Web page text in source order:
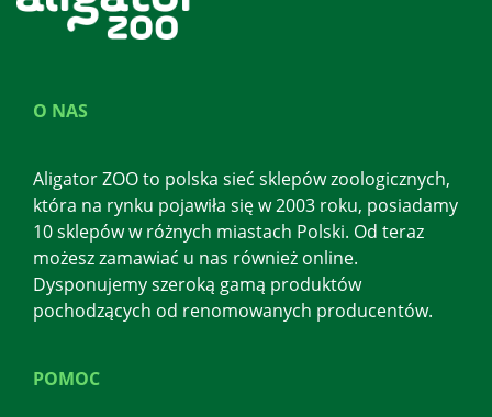
O NAS
Aligator ZOO to polska sieć sklepów zoologicznych,
która na rynku pojawiła się w 2003 roku, posiadamy
10 sklepów w różnych miastach Polski. Od teraz
możesz zamawiać u nas również online.
Dysponujemy szeroką gamą produktów
pochodzących od renomowanych producentów.
POMOC